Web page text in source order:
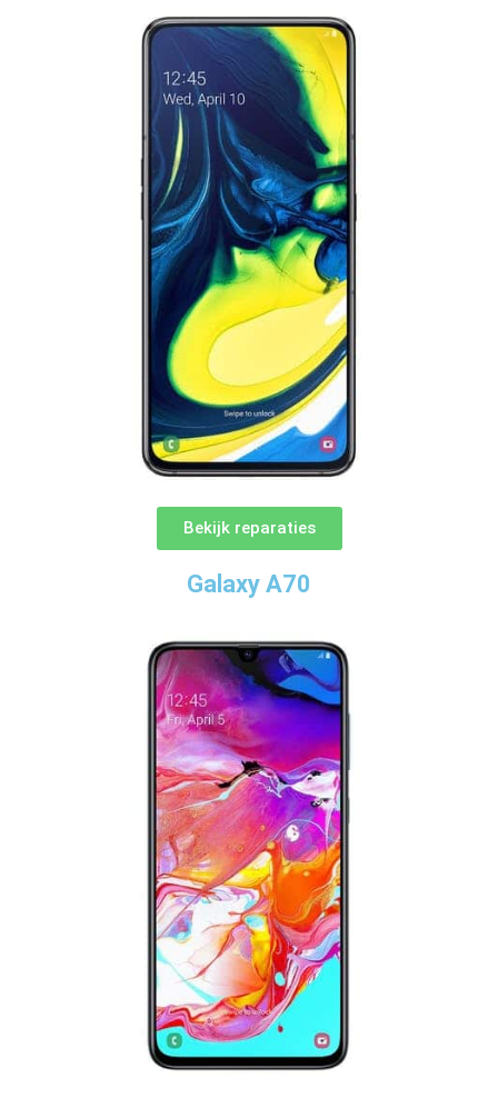
Bekijk reparaties
Galaxy A70